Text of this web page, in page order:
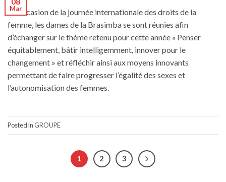
Mar
À l’occasion de la journée internationale des droits de la
femme, les dames de la Brasimba se sont réunies afin
d’échanger sur le thème retenu pour cette année « Penser
équitablement, bâtir intelligemment, innover pour le
changement » et réfléchir ainsi aux moyens innovants
permettant de faire progresser l’égalité des sexes et
l’autonomisation des femmes.
Posted in GROUPE
1 2 3